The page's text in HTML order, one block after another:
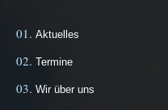
Aktuelles
Termine
Wir über uns